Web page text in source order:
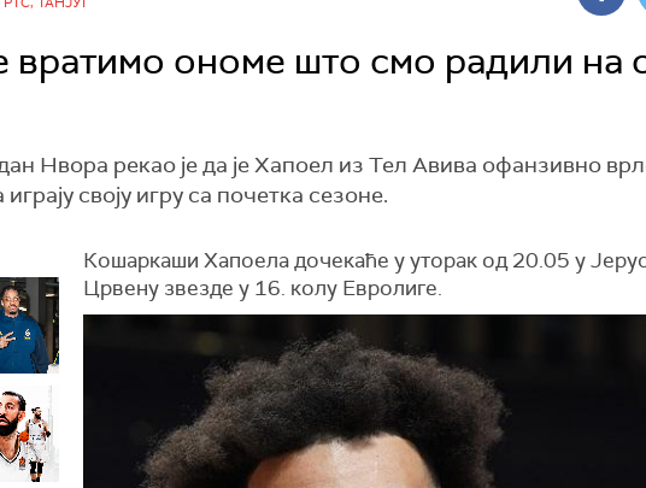
вратимо ономе што смо радили на
Нвора рекао је да је Хапоел из Тел Авива офанзивно
своју игру са почетка сезоне.
Кошаркаши Хапоела дочекаће у уторак од 20.05 у
Црвену звезде у 16. колу Евролиге.